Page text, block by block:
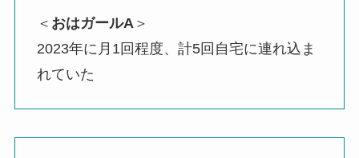
＜ おはガールA ＞
2023年に月1回程度、計5回自宅に連れ込ま
れていた